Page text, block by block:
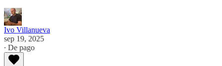
Ivo Villanueva
sep 19, 2025
∙ De pago